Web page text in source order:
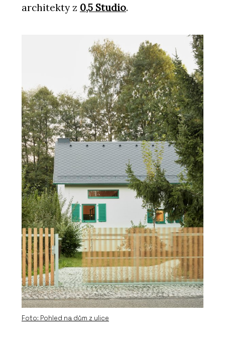
Plygroup s.r.o.
PRODUKTY
Překližka hevea - Plygroup
PRODUKTY
Překližka okoume - Plygroup
architekty z 0,5 Studio.
Foto: Pohled na dům z ulice